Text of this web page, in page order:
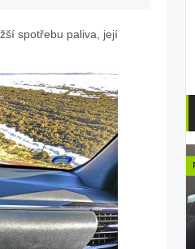
spotřebu paliva, její